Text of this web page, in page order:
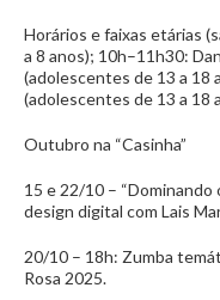
Horários e faixas etárias
a 8 anos); 10h–11h30:
(adolescentes de 13 a 18
(adolescentes de 13 a 18
Outubro na “Casinha”
15 e 22/10 – “Dominando
design digital com Lais
20/10 – 18h: Zumba
Rosa 2025.